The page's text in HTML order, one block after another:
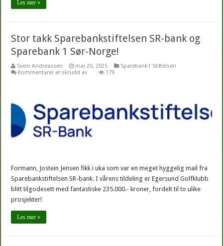
Les mer »
Stor takk Sparebankstiftelsen SR-bank og
Sparebank 1 Sør-Norge!
Svein Andreassen mai 20, 2025
Sparebank1 Stiftelsen
Kommentarer er skrudd avfor
bank
og
Sparebank
Sør-
Norge!
179
Formann, Jostein Jensen fikk i uka som var en meget hyggelig mail fra
Sparebankstiftelsen SR-bank. I vårens tildeling er Egersund Golfklubb
blitt tilgodesett med fantastiske 235.000.- kroner, fordelt til to ulike
prosjekter!
Les mer »